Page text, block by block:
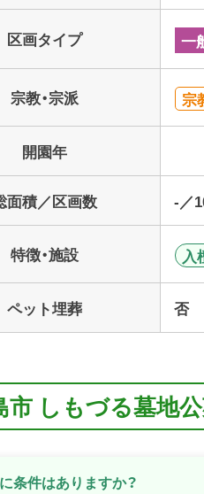
区画タイプ 一
宗教・宗派 宗
開園年
面積／区画数 -／
特徴・施設 入
ペット埋葬 否
市 しもづる墓地
条件はありますか？